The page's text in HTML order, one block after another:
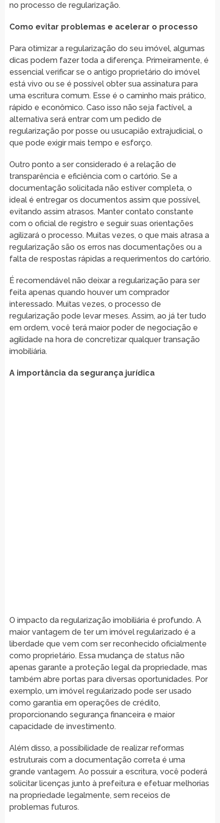
no processo de regularização.
Como evitar problemas e acelerar o processo
Para otimizar a regularização do seu imóvel, algumas
dicas podem fazer toda a diferença. Primeiramente, é
essencial verificar se o antigo proprietário do imóvel
está vivo ou se é possível obter sua assinatura para
uma escritura comum. Esse é o caminho mais prático,
rápido e econômico. Caso isso não seja factível, a
alternativa será entrar com um pedido de
regularização por posse ou usucapião extrajudicial, o
que pode exigir mais tempo e esforço.
Outro ponto a ser considerado é a relação de
transparência e eficiência com o cartório. Se a
documentação solicitada não estiver completa, o
ideal é entregar os documentos assim que possível,
evitando assim atrasos. Manter contato constante
com o oficial de registro e seguir suas orientações
agilizará o processo. Muitas vezes, o que mais atrasa a
regularização são os erros nas documentações ou a
falta de respostas rápidas a requerimentos do cartório.
É recomendável não deixar a regularização para ser
feita apenas quando houver um comprador
interessado. Muitas vezes, o processo de
regularização pode levar meses. Assim, ao já ter tudo
em ordem, você terá maior poder de negociação e
agilidade na hora de concretizar qualquer transação
imobiliária.
A importância da segurança jurídica
O impacto da regularização imobiliária é profundo. A
maior vantagem de ter um imóvel regularizado é a
liberdade que vem com ser reconhecido oficialmente
como proprietário. Essa mudança de status não
apenas garante a proteção legal da propriedade, mas
também abre portas para diversas oportunidades. Por
exemplo, um imóvel regularizado pode ser usado
como garantia em operações de crédito,
proporcionando segurança financeira e maior
capacidade de investimento.
Além disso, a possibilidade de realizar reformas
estruturais com a documentação correta é uma
grande vantagem. Ao possuir a escritura, você poderá
solicitar licenças junto à prefeitura e efetuar melhorias
na propriedade legalmente, sem receios de
problemas futuros.